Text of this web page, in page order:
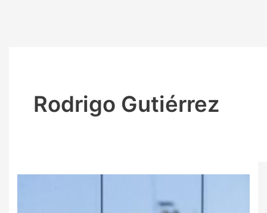
Rodrigo Gutiérrez